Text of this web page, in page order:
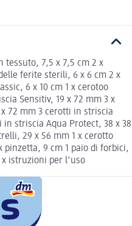
tessuto, 7,5 x 7,5 cm 2 x
ferite sterili, 6 x 6 cm 2 x
6 x 10 cm 1 x cerotoo
Sensitiv, 19 x 72 mm 3 x
72 mm 3 cerotti in striscia
striscia Aqua Protect, 38 x 38
29 x 56 mm 1 x cerotto
pinzetta, 9 cm 1 paio di forbici,
x istruzioni per l'uso